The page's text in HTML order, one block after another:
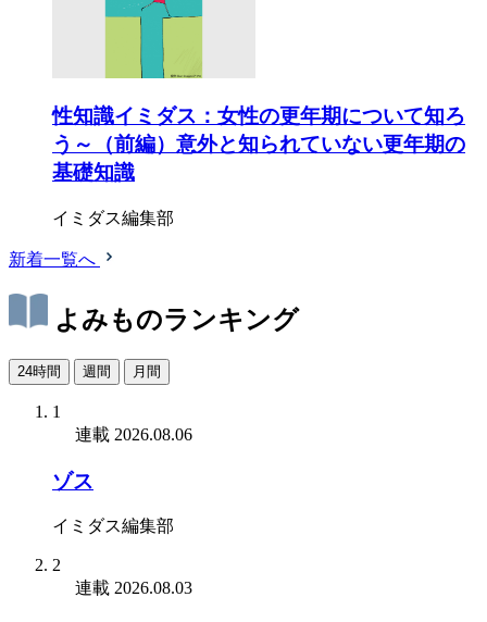
性知識イミダス：女性の更年期について知ろ
う～（前編）意外と知られていない更年期の
基礎知識
イミダス編集部
新着一覧へ
よみものランキング
24時間 週間 月間
1
連載 2026.08.06
ゾス
イミダス編集部
2
連載 2026.08.03